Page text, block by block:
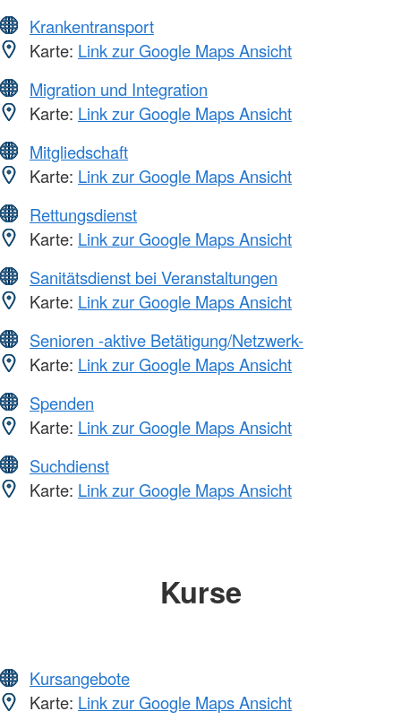
Krankentransport
Karte: Link zur Google Maps Ansicht
Migration und Integration
Karte: Link zur Google Maps Ansicht
Mitgliedschaft
Karte: Link zur Google Maps Ansicht
Rettungsdienst
Karte: Link zur Google Maps Ansicht
Sanitätsdienst bei Veranstaltungen
Karte: Link zur Google Maps Ansicht
Senioren -aktive Betätigung/Netzwerk-
Karte: Link zur Google Maps Ansicht
Spenden
Karte: Link zur Google Maps Ansicht
Suchdienst
Karte: Link zur Google Maps Ansicht
Kurse
Kursangebote
Karte: Link zur Google Maps Ansicht